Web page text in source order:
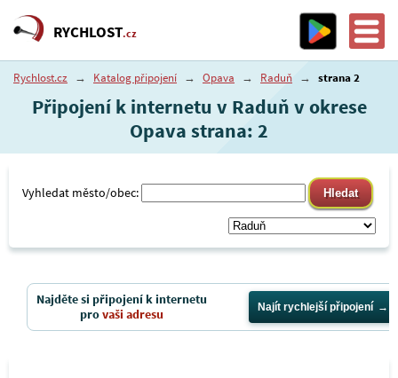
RYCHLOST.cz
Rychlost.cz → Katalog připojení → Opava → Raduň → strana 2
Připojení k internetu v Raduň v okrese
Opava strana: 2
Vyhledat město/obec:
Najděte si připojení k internetu
provaši adresu Najít rychlejší připojení